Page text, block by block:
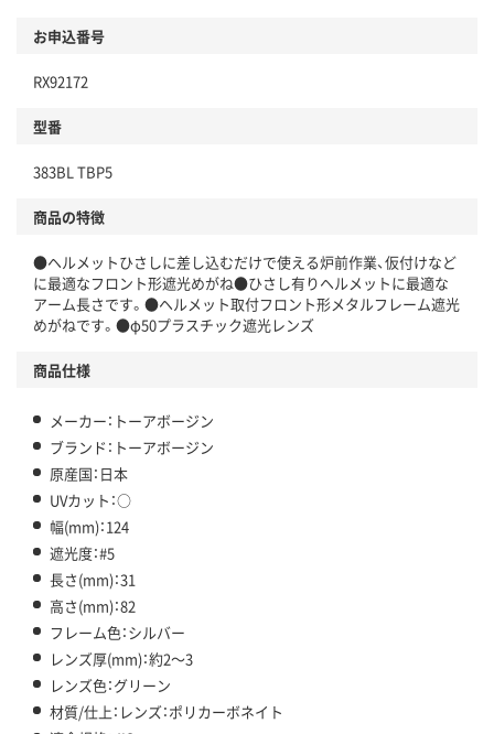
お申込番号
RX92172
型番
383BL TBP5
商品の特徴
●ヘルメットひさしに差し込むだけで使える炉前作業、仮付けなど
に最適なフロント形遮光めがね●ひさし有りヘルメットに最適な
アーム長さです。●ヘルメット取付フロント形メタルフレーム遮光
めがねです。●φ50プラスチック遮光レンズ
商品仕様
メーカー：トーアボージン
ブランド：トーアボージン
原産国：日本
UVカット：○
幅(mm)：124
遮光度：#5
長さ(mm)：31
高さ(mm)：82
フレーム色：シルバー
レンズ厚(mm)：約2～3
レンズ色：グリーン
材質/仕上：レンズ：ポリカーボネイト